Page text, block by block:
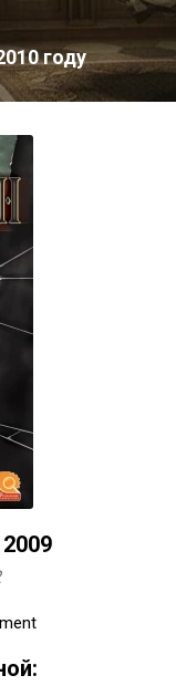
году